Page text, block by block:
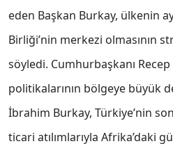
eden Başkan Burkay, ülkenin
Birliği’nin merkezi olmasının
söyledi. Cumhurbaşkanı Recep
politikalarının bölgeye büyük
İbrahim Burkay, Türkiye’nin
ticari atılımlarıyla Afrika’daki